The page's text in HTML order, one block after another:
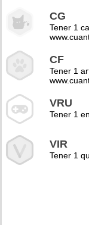
CG
Tener 1
CF
Tener 1
VRU
Tener 1
VIR
Tener 1